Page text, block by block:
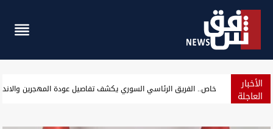
الأخبار
العاجلة تأكيدا لشفق نيوز.. "المقاومة العراقية" تعلن تأجيل ردها على